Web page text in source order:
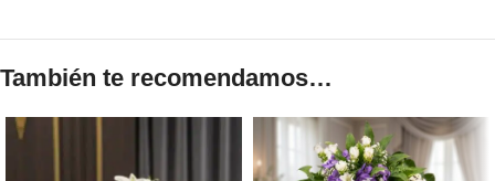
También te recomendamos…